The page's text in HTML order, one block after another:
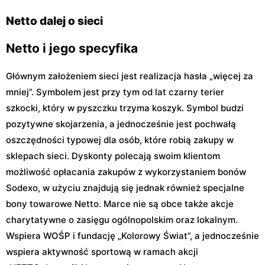
Netto dalej o sieci
Netto i jego specyfika
Głównym założeniem sieci jest realizacja hasła „więcej za
mniej”. Symbolem jest przy tym od lat czarny terier
szkocki, który w pyszczku trzyma koszyk. Symbol budzi
pozytywne skojarzenia, a jednocześnie jest pochwałą
oszczędności typowej dla osób, które robią zakupy w
sklepach sieci. Dyskonty polecają swoim klientom
możliwość opłacania zakupów z wykorzystaniem bonów
Sodexo, w użyciu znajdują się jednak również specjalne
bony towarowe Netto. Marce nie są obce także akcje
charytatywne o zasięgu ogólnopolskim oraz lokalnym.
Wspiera WOŚP i fundację „Kolorowy Świat”, a jednocześnie
wspiera aktywność sportową w ramach akcji